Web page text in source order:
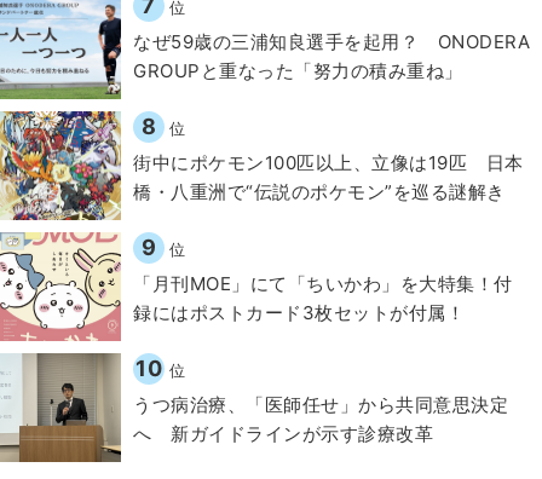
7 位
なぜ59歳の三浦知良選手を起用？ ONODERA
GROUPと重なった「努力の積み重ね」
8 位
街中にポケモン100匹以上、立像は19匹 日本
橋・八重洲で“伝説のポケモン”を巡る謎解き
9 位
「月刊MOE」にて「ちいかわ」を大特集！付
録にはポストカード3枚セットが付属！
10 位
うつ病治療、「医師任せ」から共同意思決定
へ 新ガイドラインが示す診療改革